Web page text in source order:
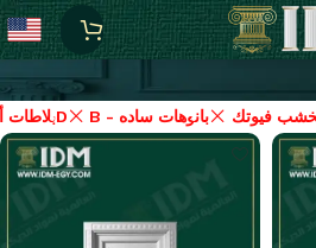
X-بلاطات أسقف فيوتك 3D B - بانوهات ساده